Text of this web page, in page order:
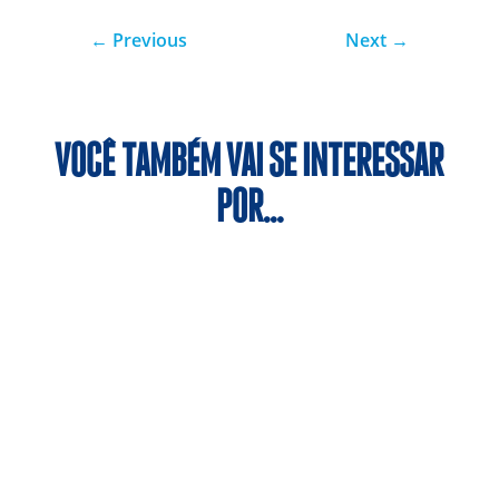
← Previous Next →
VOCÊ TAMBÉM VAI SE INTERESSAR
POR…